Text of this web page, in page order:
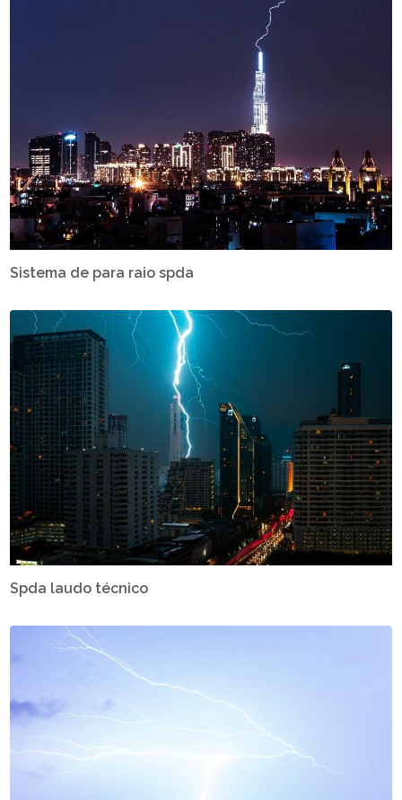
Sistema de para raio spda
Spda laudo técnico